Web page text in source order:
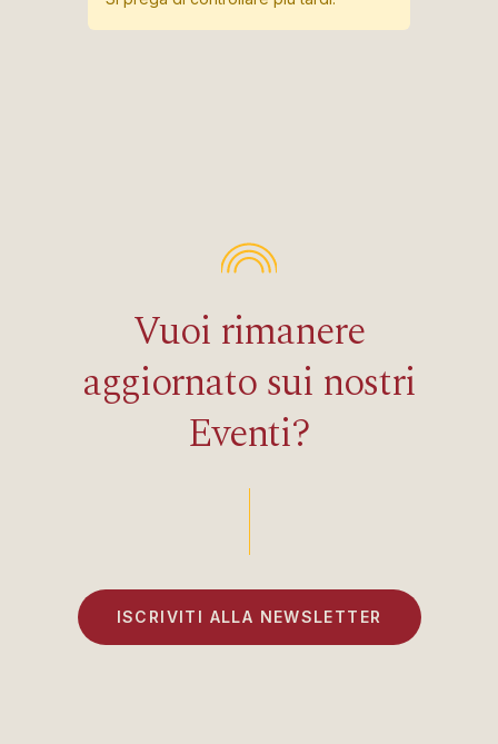
Vuoi rimanere
aggiornatosui nostri
Eventi?
ISCRIVITI ALLA NEWSLETTER